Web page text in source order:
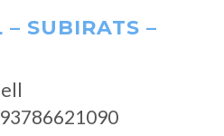
– SUBIRATS –